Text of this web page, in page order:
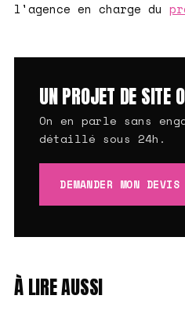
l'agence en charge du
UN PROJET DE SITE
On en parle sans
détaillé sous 24h.
DEMANDER MON
À LIRE AUSSI